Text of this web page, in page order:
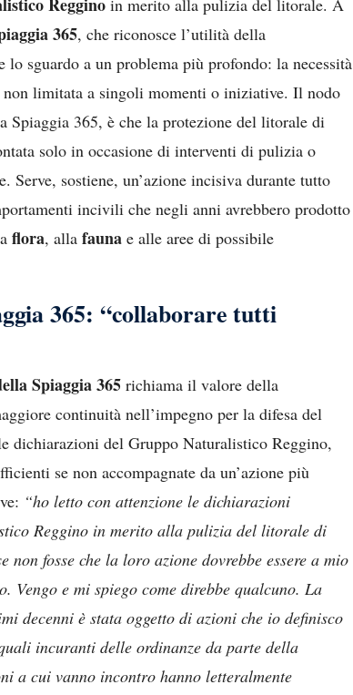
in merito alla pulizia del litorale. A
365, che riconosce l’utilità della
lo sguardo a un problema più profondo: la necessità
non limitata a singoli momenti o iniziative. Il nodo
Spiaggia 365, è che la protezione del litorale di
solo in occasione di interventi di pulizia o
Serve, sostiene, un’azione incisiva durante tutto
incivili che negli anni avrebbero prodotto
flora, alla fauna e alle aree di possibile
365: “collaborare tutti
Spiaggia 365 richiama il valore della
continuità nell’impegno per la difesa del
dichiarazioni del Gruppo Naturalistico Reggino,
se non accompagnate da un’azione più
“ho letto con attenzione le dichiarazioni
Reggino in merito alla pulizia del litorale di
non fosse che la loro azione dovrebbe essere a mio
Vengo e mi spiego come direbbe qualcuno. La
decenni è stata oggetto di azioni che io definisco
incuranti delle ordinanze da parte della
a cui vanno incontro hanno letteralmente